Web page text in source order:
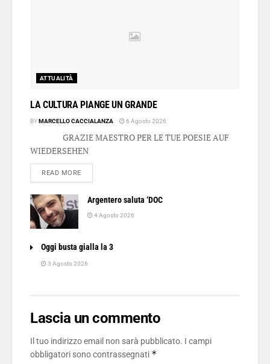
ATTUALITÀ
LA CULTURA PIANGE UN GRANDE
BYMARCELLO CACCIALANZA 6 Agosto 2026
GRAZIE MAESTRO PER LE TUE POESIE AUF
WIEDERSEHEN
READ MOREDETAILS
Argentero saluta ‘DOC
4 Agosto 2026
Oggi busta gialla la 3
3 Agosto 2026
Lascia un commento
Il tuo indirizzo email non sarà pubblicato. I campi
obbligatori sono contrassegnati *